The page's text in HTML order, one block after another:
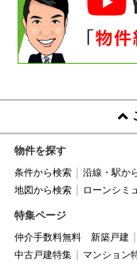
物件を探す
条件から検索 沿線・駅か
地図から検索
ローンシミ
特集ページ
仲介手数料無料 新築戸建
中古戸建特集
マンション